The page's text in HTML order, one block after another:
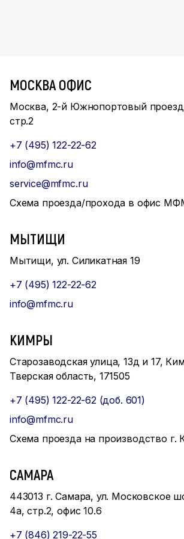
МОСКВА ОФИС
Москва, 2-й Южнопортовый
стр.2
+7 (495) 122-22-62
info@mfmc.ru
service@mfmc.ru
Схема проезда/прохода в офис
МЫТИЩИ
Мытищи, ул. Силикатная 19
+7 (495) 122-22-62
info@mfmc.ru
КИМРЫ
Старозаводская улица, 13д и 17,
Тверская область, 171505
+7 (495) 122-22-62 (доб. 601)
info@mfmc.ru
Схема проезда на производство г.
САМАРА
443013 г. Самара, ул. Московское
4а, стр.2, офис 10.6
+7 (846) 219-22-55